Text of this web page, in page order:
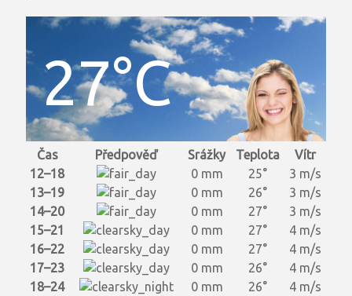
27°C
Čas Předpověď Srážky Teplota
Vítr
12–18
0 mm 25°
3 m/s
13–19
0 mm 26°
3 m/s
14–20
0 mm 27°
3 m/s
15–21
0 mm 27°
4 m/s
16–22
0 mm 27°
4 m/s
17–23
0 mm 26°
4 m/s
18–24
0 mm 26°
4 m/s